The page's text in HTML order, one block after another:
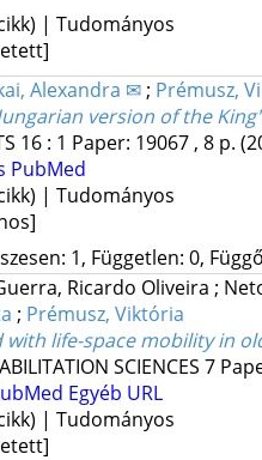
| Tudományos
Alexandra ✉ ; Prémusz,
version of the
16: 1 Paper: 19067 , 8 p.
PubMed
| Tudományos
1, Független: 0,
Ricardo Oliveira ;
; Prémusz, Viktória
with life-space mobility in
SCIENCES 7
Egyéb URL
| Tudományos